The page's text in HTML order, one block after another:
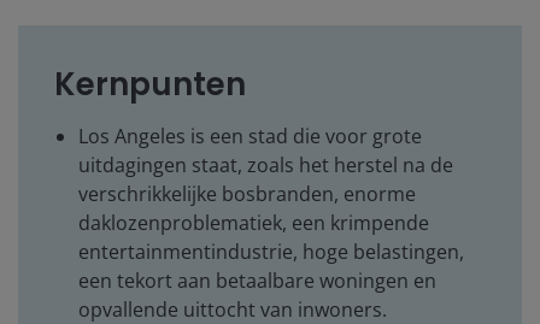
Kernpunten
Los Angeles is een stad die voor grote
uitdagingen staat, zoals het herstel na de
verschrikkelijke bosbranden, enorme
daklozenproblematiek, een krimpende
entertainmentindustrie, hoge belastingen,
een tekort aan betaalbare woningen en
opvallende uittocht van inwoners.